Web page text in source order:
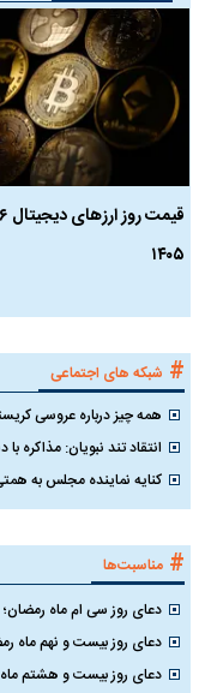
۱۴۰۵
# شبکه های اجتماعی
همه چیز درباره عروسی
انتقاد تند نبویان: مذاکره
کنایه نماینده مجلس به
# مناسبت‌ها
دعای روز سی ام ماه رمضان؛ ۲۹ اسفند ۱۴۰۴
دعای روز بیست و نهم ماه رمضان؛ ۲۸
دعای روز بیست و هشتم ماه رمضان؛